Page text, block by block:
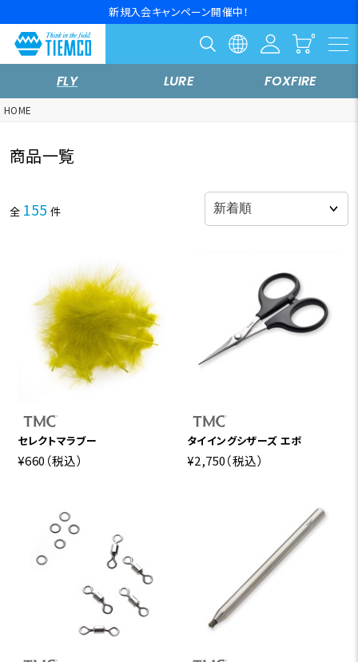
新規入会キャンペーン開催中！
FLY LURE FOXFIRE
HOME
商品一覧
全 155 件
セレクトマラブー
¥660 （税込）
タイイングシザーズ エボ
¥2,750（税込）